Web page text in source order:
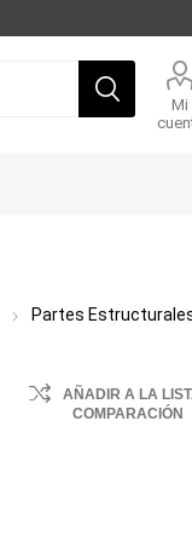
Mi
Partes
AÑADIR A LA
COMPARACIÓN